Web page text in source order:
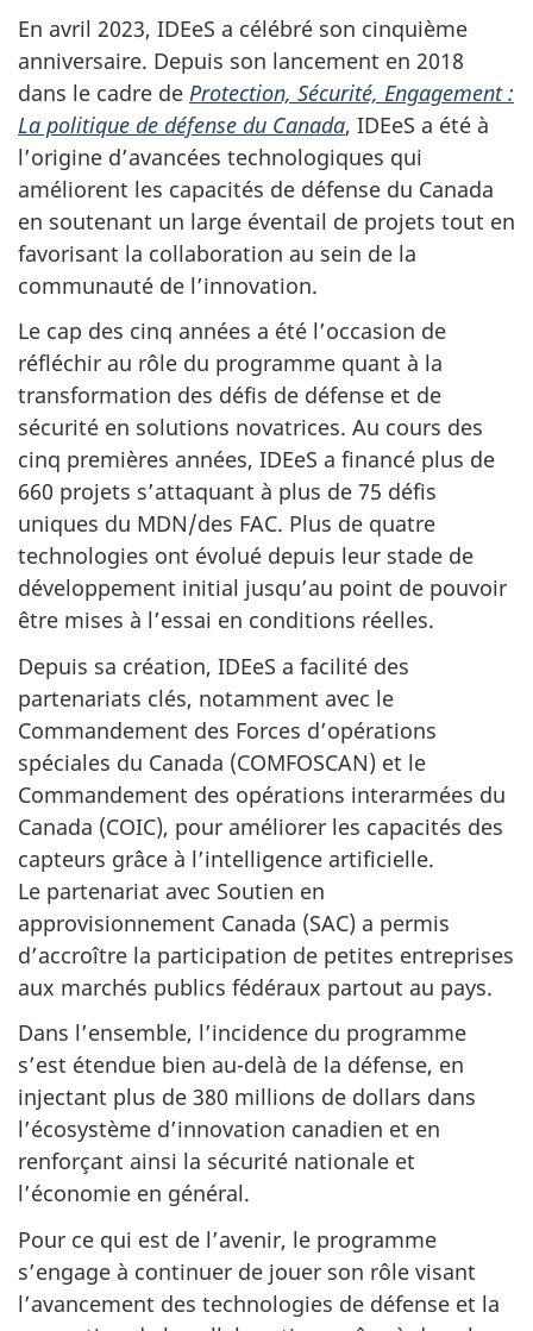
En avril 2023, IDEeS a célébré son cinquième
anniversaire. Depuis son lancement en 2018
dans le cadre de Protection, Sécurité, Engagement :
La politique de défense du Canada, IDEeS a été à
l’origine d’avancées technologiques qui
améliorent les capacités de défense du Canada
en soutenant un large éventail de projets tout en
favorisant la collaboration au sein de la
communauté de l’innovation.
Le cap des cinq années a été l’occasion de
réfléchir au rôle du programme quant à la
transformation des défis de défense et de
sécurité en solutions novatrices. Au cours des
cinq premières années, IDEeS a financé plus de
660 projets s’attaquant à plus de 75 défis
uniques du MDN/des FAC. Plus de quatre
technologies ont évolué depuis leur stade de
développement initial jusqu’au point de pouvoir
être mises à l’essai en conditions réelles.
Depuis sa création, IDEeS a facilité des
partenariats clés, notamment avec le
Commandement des Forces d’opérations
spéciales du Canada (COMFOSCAN) et le
Commandement des opérations interarmées du
Canada (COIC), pour améliorer les capacités des
capteurs grâce à l’intelligence artificielle.
Le partenariat avec Soutien en
approvisionnement Canada (SAC) a permis
d’accroître la participation de petites entreprises
aux marchés publics fédéraux partout au pays.
Dans l’ensemble, l’incidence du programme
s’est étendue bien au-delà de la défense, en
injectant plus de 380 millions de dollars dans
l’écosystème d’innovation canadien et en
renforçant ainsi la sécurité nationale et
l’économie en général.
Pour ce qui est de l’avenir, le programme
s’engage à continuer de jouer son rôle visant
l’avancement des technologies de défense et la